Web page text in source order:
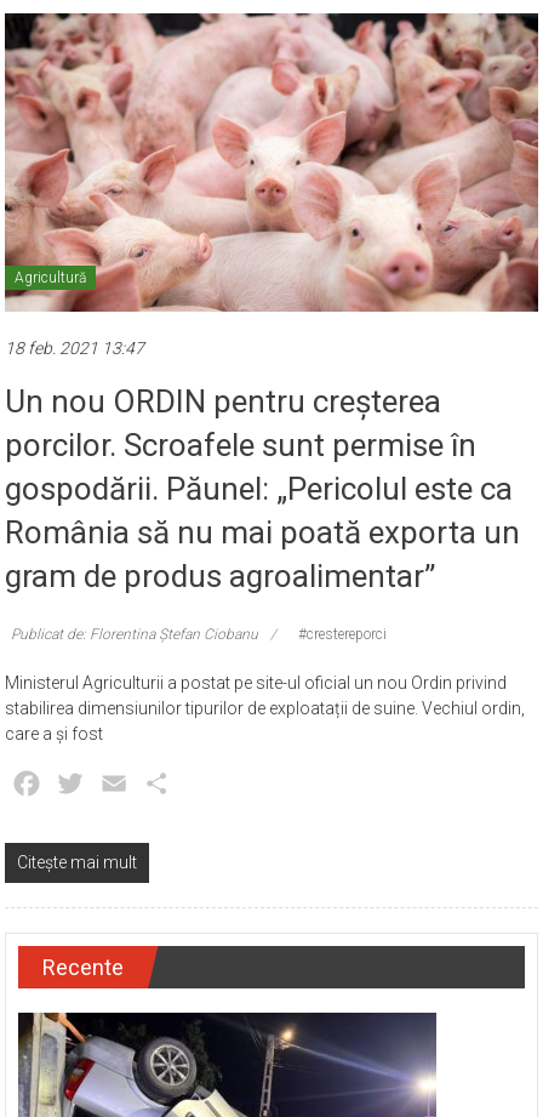
Agricultură
18 feb. 2021 13:47
Un nou ORDIN pentru creșterea
porcilor. Scroafele sunt permise în
gospodării. Păunel: „Pericolul este ca
România să nu mai poată exporta un
gram de produs agroalimentar”
Publicat de: Florentina Ștefan Ciobanu #crestereporci
Ministerul Agriculturii a postat pe site-ul oficial un nou Ordin privind
stabilirea dimensiunilor tipurilor de exploatații de suine. Vechiul ordin,
care a și fost
Facebook
Twitter Email
Citește mai mult
Recente